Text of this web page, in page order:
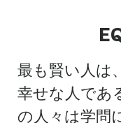
最も賢い人は
幸せな人であ
の人々は学問